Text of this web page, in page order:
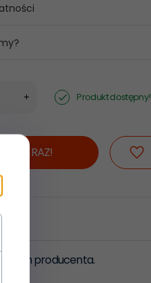
Produkt dostępny!
KUP TERAZ!
producenta.